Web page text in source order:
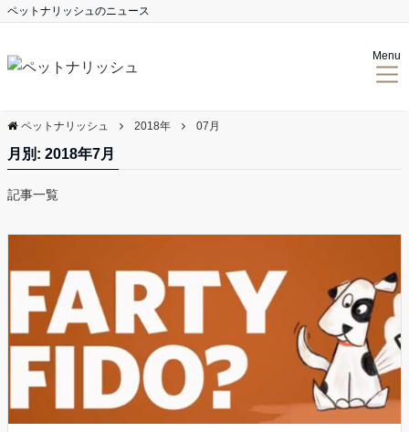
ペットナリッシュのニュース
Menu
ペットナリッシュ 2018年 07月
月別: 2018年7月
記事一覧